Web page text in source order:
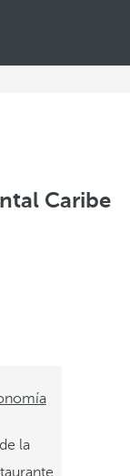
Caribe
la